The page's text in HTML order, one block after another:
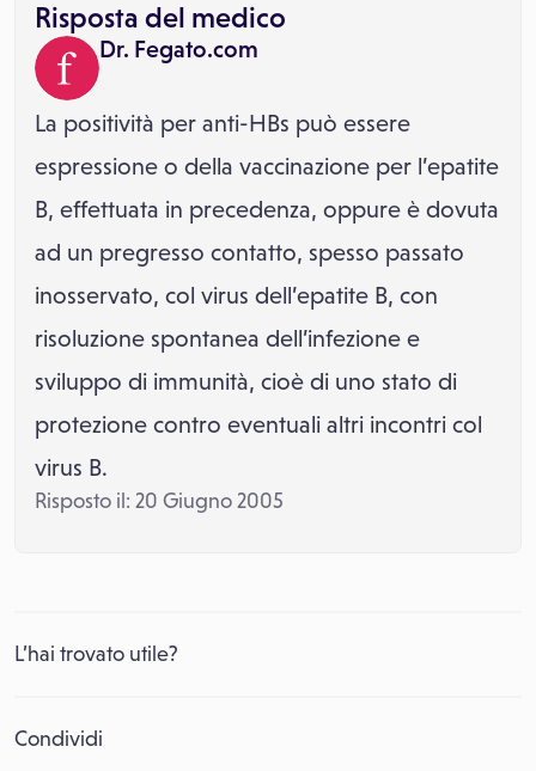
Risposta del medico
Dr. Fegato.com
La positività per anti-HBs può essere
espressione o della vaccinazione per l’epatite
B, effettuata in precedenza, oppure è dovuta
ad un pregresso contatto, spesso passato
inosservato, col virus dell’epatite B, con
risoluzione spontanea dell’infezione e
sviluppo di immunità, cioè di uno stato di
protezione contro eventuali altri incontri col
virus B.
Risposto il: 20 Giugno 2005
L’hai trovato utile?
Condividi